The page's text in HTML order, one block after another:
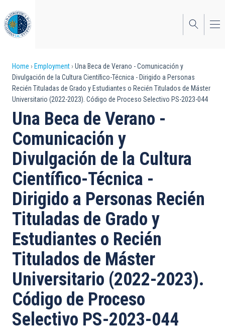
to
main
content
Breadcrumb
Home Employment
Una Beca de Verano - Comunicación y
Divulgación de la Cultura Científico-Técnica - Dirigido a Personas
Recién Tituladas de Grado y Estudiantes o Recién Titulados de Máster
Universitario (2022-2023). Código de Proceso Selectivo PS-2023-044
Una Beca de Verano -
Comunicación y
Divulgación de la Cultura
Científico-Técnica -
Dirigido a Personas Recién
Tituladas de Grado y
Estudiantes o Recién
Titulados de Máster
Universitario (2022-2023).
Código de Proceso
Selectivo PS-2023-044